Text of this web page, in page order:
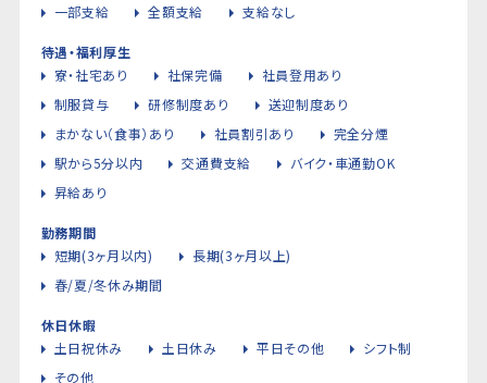
一部支給
全額支給 支給なし
待遇・福利厚生
寮・社宅あり
社保完備
社員登用あり
制服貸与
研修制度あり
送迎制度あり
まかない（食事）あり
社員割引あり
完全分煙
駅から5分以内
交通費支給
バイク・車通勤OK
昇給あり
勤務期間
短期(3ヶ月以内)
長期(3ヶ月以上)
春/夏/冬休み期間
休日休暇
土日祝休み
土日休み 平日その他
シフト制
その他